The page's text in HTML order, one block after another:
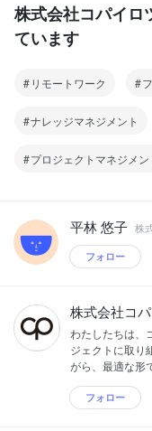
株式会社コパイロ
ています
リモートワーク
ナレッジマネジメント
プロジェクトマネジメン
平林 悠子 株
フォロー
株式会社コ
わたしたちは、
ジェクトに取り
がら、最適な形
フォロー